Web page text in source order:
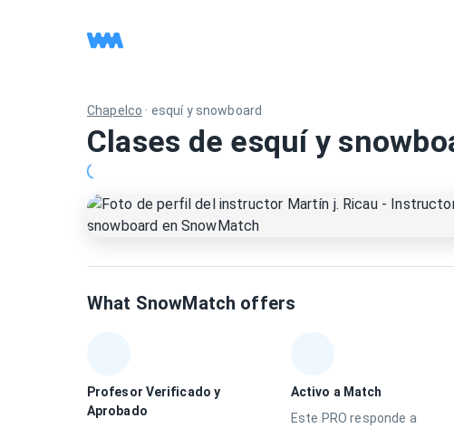
Chapelco · esquí y snowboard
Clases de esquí y
What SnowMatch offers
Profesor Verificado y
Aprobado
Activo a Match
Este PRO responde a